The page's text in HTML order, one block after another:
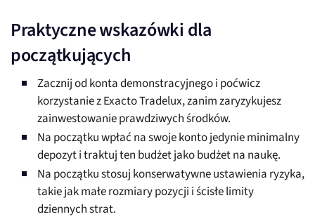
Praktyczne wskazówki dla
początkujących
Zacznij od konta demonstracyjnego i poćwicz
korzystanie z Exacto Tradelux, zanim zaryzykujesz
zainwestowanie prawdziwych środków.
Na początku wpłać na swoje konto jedynie minimalny
depozyt i traktuj ten budżet jako budżet na naukę.
Na początku stosuj konserwatywne ustawienia ryzyka,
takie jak małe rozmiary pozycji i ścisłe limity
dziennych strat.